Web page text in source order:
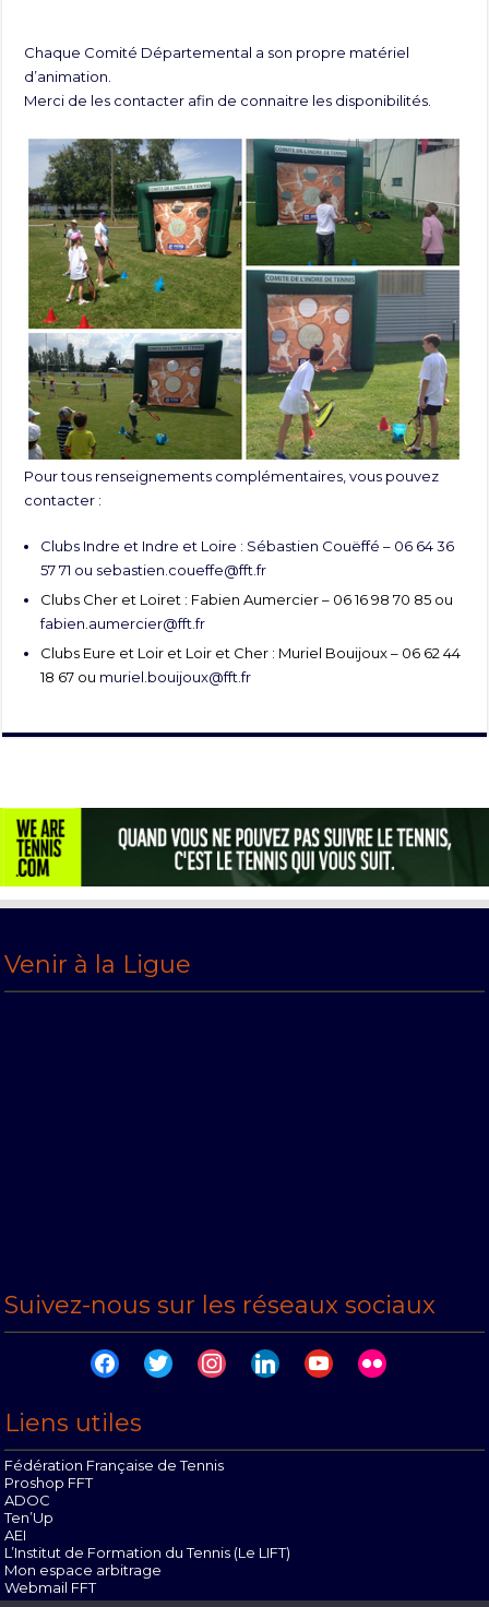
Chaque Comité Départemental a son propre matériel
d’animation.
Merci de les contacter afin de connaitre les disponibilités.
Pour tous renseignements complémentaires, vous pouvez
contacter :
Clubs Indre et Indre et Loire : Sébastien Couëffé – 06 64 36
57 71 ou sebastien.coueffe@fft.fr
Clubs Cher et Loiret : Fabien Aumercier – 06 16 98 70 85 ou
fabien.aumercier@fft.fr
Clubs Eure et Loir et Loir et Cher : Muriel Bouijoux – 06 62 44
18 67 ou muriel.bouijoux@fft.fr
Venir à la Ligue
Suivez-nous sur les réseaux sociaux
facebooktwitter instagramlinkedinyoutubeflickr
Liens utiles
Fédération Française de Tennis
Proshop FFT
ADOC
Ten’Up
AEI
L’Institut de Formation du Tennis (Le LIFT)
Mon espace arbitrage
Webmail FFT